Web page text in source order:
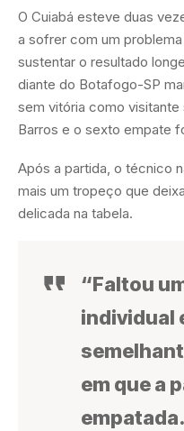
O Cuiabá esteve duas
a sofrer com um
sustentar o resultado
diante do Botafogo-SP
sem vitória como
Barros e o sexto empate
Após a partida, o técnico
mais um tropeço que
delicada na tabela.
“Faltou
individual
em que a